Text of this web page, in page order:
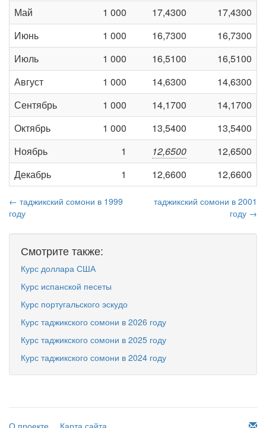
Май
1 000 17,4300
17,4300
Июнь
1 000 16,7300
16,7300
Июль
1 000 16,5100
16,5100
Август
1 000 14,6300
14,6300
Сентябрь
1 000 14,1700
14,1700
Октябрь
1 000 13,5400
13,5400
Ноябрь
1 12,6500
12,6500
Декабрь
1 12,6600 12,6600
← таджикский сомони в 1999
году
таджикский сомони в 2001
году →
Смотрите также:
Курс доллара США
Курс испанской песеты
Курс португальского эскудо
Курс таджикского сомони в 2026 году
Курс таджикского сомони в 2025 году
Курс таджикского сомони в 2024 году
О проекте Карта сайта